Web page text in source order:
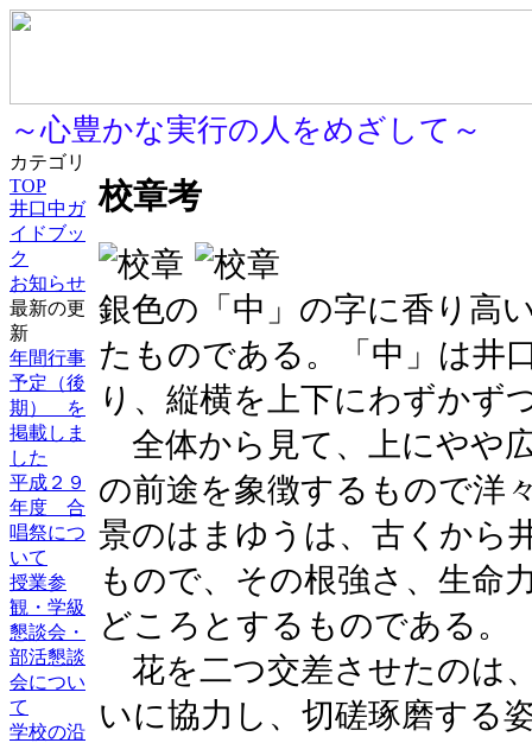
～心豊かな実行の人をめざして～
カテゴリ
TOP
井口中ガ
イドブッ
ク
お知らせ
最新の更
新
年間行事
予定（後
期） を
掲載しま
した
平成２９
年度 合
唱祭につ
いて
授業参
観・学級
懇談会・
部活懇談
会につい
て
学校の沿
校章考
銀色の「中」の字に香り高
たものである。「中」は井
り、縦横を上下にわずかず
全体から見て、上にやや
の前途を象徴するもので洋
景のはまゆうは、古くから
もので、その根強さ、生命
どころとするものである。
花を二つ交差させたのは
いに協力し、切磋琢磨する